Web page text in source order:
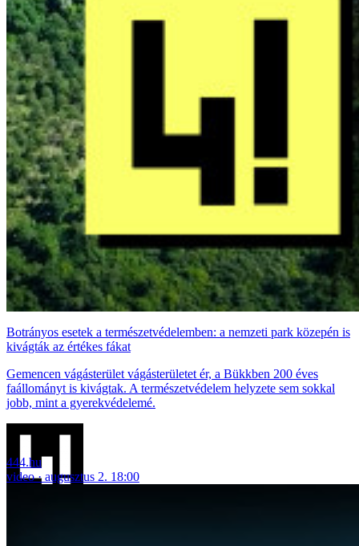
Botrányos esetek a természetvédelemben: a nemzeti park közepén is
kivágták az értékes fákat
Gemencen vágásterület vágásterületet ér, a Bükkben 200 éves
faállományt is kivágtak. A természetvédelem helyzete sem sokkal
jobb, mint a gyerekvédelemé.
444.hu
video
augusztus 2. 18:00